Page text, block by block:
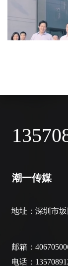
潮一传媒
地址： 深圳市
邮箱：
电话：